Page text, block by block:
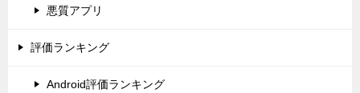
悪質アプリ
評価ランキング
Android評価ランキング